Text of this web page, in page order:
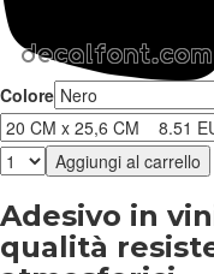
Colore
Adesivo in
qualità